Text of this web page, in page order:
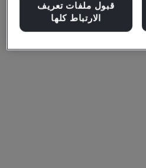
IATF
قبول ملفات تعريف
الارتباط كلها